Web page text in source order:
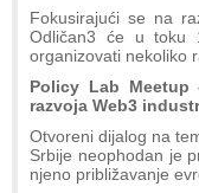
Fokusirajući se na
Odličan3 će u toku
organizovati nekoliko
Policy Lab Meetup
razvoja Web3
Otvoreni dijalog na
Srbije neophodan je
njeno približavanje